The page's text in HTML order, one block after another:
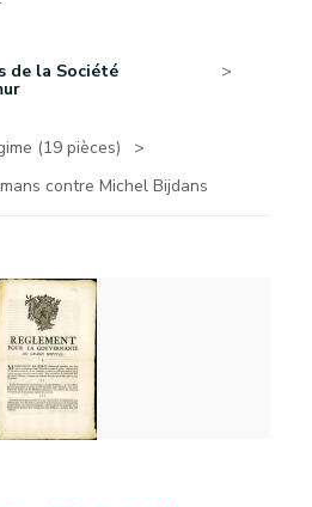
de la Société
(19 pièces)
contre Michel Bijdans